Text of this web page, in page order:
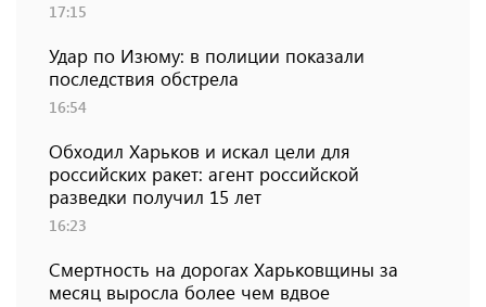
17:15
Удар по Изюму: в полиции показали
последствия обстрела
16:54
Обходил Харьков и искал цели для
российских ракет: агент российской
разведки получил 15 лет
16:23
Смертность на дорогах Харьковщины за
месяц выросла более чем вдвое